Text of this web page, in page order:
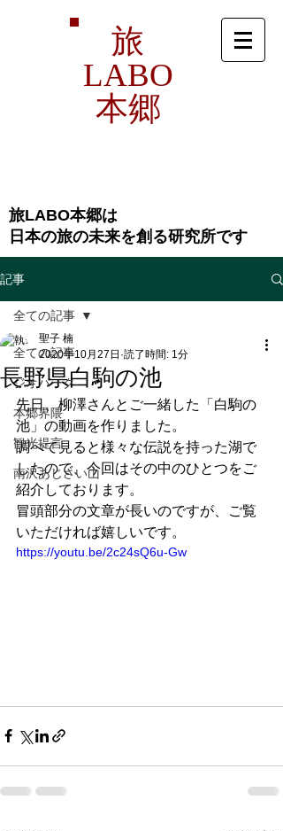
旅
LABO
本郷
旅LABO本郷は
​日本の旅の未来を創る研究所です
記事
全ての記事
ジオパーク
本郷界隈
観光提言
南沢あじさい山
全ての記事
長野県白駒の池
聖子 楠
2020年10月27日 読了時間: 1分
先日、柳澤さんとご一緒した「白駒の
池」の動画を作りました。
調べて見ると様々な伝説を持った湖で
したので、今回はその中のひとつをご
紹介しております。
冒頭部分の文章が長いのですが、ご覧
いただければ嬉しいです。
https://youtu.be/2c24sQ6u-Gw